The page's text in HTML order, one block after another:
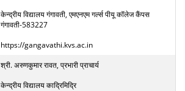
केन्द्रीय विद्यालय गंगावती, एमएनएम गर्ल्स पीयू कॉलेज कैंपस
गंगावती-583227
https://gangavathi.kvs.ac.in
श्री. अरुणकुमार रावत, प्रभारी प्राचार्य
केन्द्रीय विद्यालय काद्रिमिद्रि